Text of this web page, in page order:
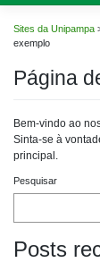
Sites da Unipampa
exemplo
Página
Bem-vindo ao
Sinta-se à
principal.
Pesquisar
Posts